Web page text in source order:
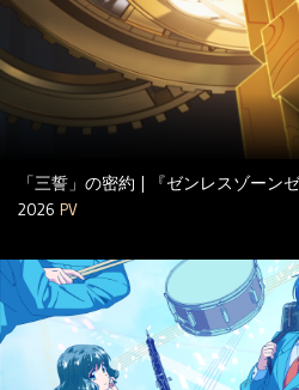
「三誓」の密約 | 『ゼンレスゾーン
2026 PV